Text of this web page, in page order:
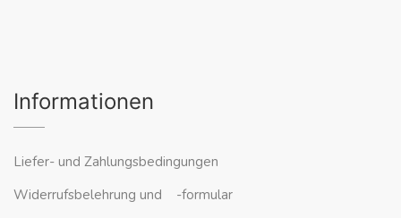
Informationen
Liefer- und Zahlungsbedingungen
Widerrufsbelehrung und -formular